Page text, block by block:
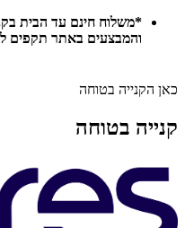
והמבצעים באתר תקפים
כאן הקנייה בטוחה
קנייה בטוחה